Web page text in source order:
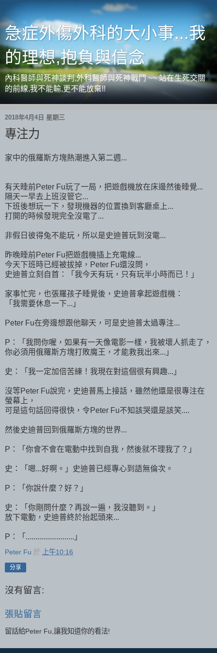
急症外傷外科的大小事...我
的理想,抱負與信念
內科醫師與死神談判,外科醫師與死神戰鬥 ~~ 站在生死交關
的前線,我不能輸,更不能放棄!!
2018年4月4日 星期三
專注力
家中的俄羅斯方塊熱潮進入第二週...
有天睡前Peter Fu玩了一局，把遊戲機放在床邊然後睡覺...
隔天一早去上班沒管它...
下班後想玩一下，發現機器的位置換到客廳桌上...
打開的時候發現完全沒電了...
非假日彼得兔不能玩，所以是史迪普玩到沒電...
昨晚睡前Peter Fu把遊戲機插上充電線...
今天下班時已經被拔掉，Peter Fu還沒問，
史迪普立刻自首：「我今天有玩，只有玩半小時而已！」
家事忙完，也張羅孩子睡覺後，史迪普拿起遊戲機：
「我需要休息一下...」
Peter Fu在旁邊想跟他聊天，可是史迪普太過專注...
P：「我問你喔，如果有一天像電影一樣，我被壞人抓走了，
你必須用俄羅斯方塊打敗魔王，才能救我出來...」
史：「我一定加倍苦練！我現在對這個很有興趣...」
沒等Peter Fu說完，史迪普馬上接話，雖然他還是很專注在
螢幕上，
可是這句話回得很快，令Peter Fu不知該哭還是該笑....
然後史迪普回到俄羅斯方塊的世界...
P：「你會不會在電動中找到自我，然後就不理我了？」
史：「嗯...好啊。」史迪普已經專心到語無倫次。
P：「你說什麼？好？」
史：「你剛問什麼？再說一遍，我沒聽到。」
放下電動，史迪普終於抬起頭來...
P：「.........................」
Peter Fu 於 上午10:16
分享
沒有留言:
張貼留言
留話給Peter Fu,讓我知道你的看法!